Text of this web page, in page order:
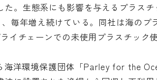
た。生態系にも影響を与えるプラス
毎年増え続けている。同社は海のプ
イチェーンでの未使用プラスチック
海洋環境保護団体「Parley for the